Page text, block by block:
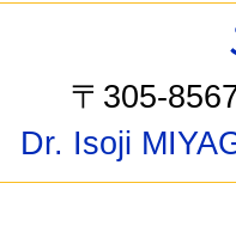
〒305-
Dr. Isoji